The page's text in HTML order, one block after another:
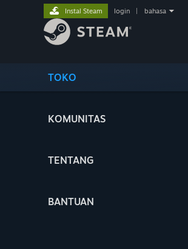
TOKO
KOMUNITAS
TENTANG
BANTUAN
Instal Steam login bahasa